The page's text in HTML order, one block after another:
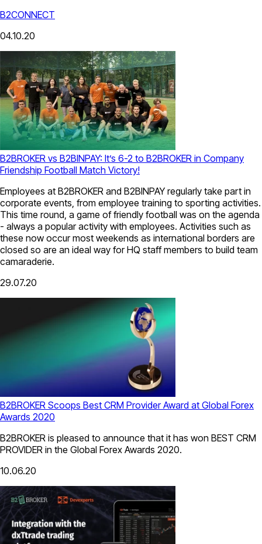
B2CONNECT
04.10.20
B2BROKER vs B2BINPAY: It’s 6-2 to B2BROKER in Company
Friendship Football Match Victory!
Employees at B2BROKER and B2BINPAY regularly take part in
corporate events, from employee training to sporting activities.
This time round, a game of friendly football was on the agenda
- always a popular activity with employees. Activities such as
these now occur most weekends as international borders are
closed so are an ideal way for HQ staff members to build team
camaraderie.
29.07.20
B2BROKER Scoops Best CRM Provider Award at Global Forex
Awards 2020
B2BROKER is pleased to announce that it has won BEST CRM
PROVIDER in the Global Forex Awards 2020.
10.06.20